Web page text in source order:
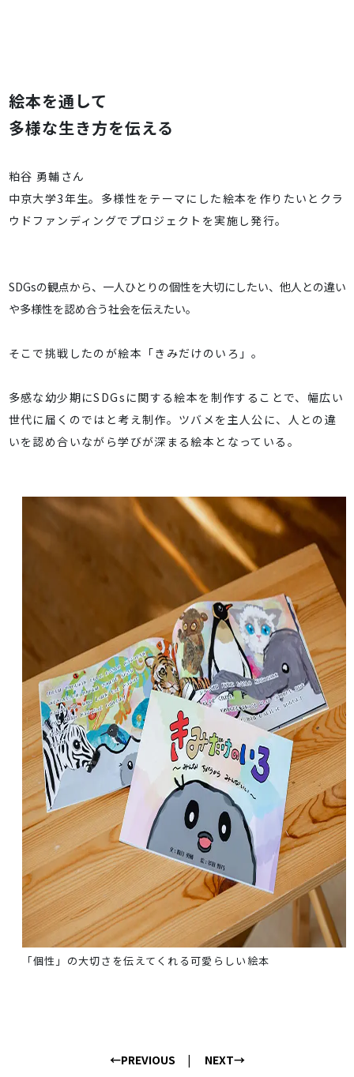
絵本を通して
多様な生き方を伝える
粕谷 勇輔さん
中京大学3年生。多様性をテーマにした絵本を作りたいとクラ
ウドファンディングでプロジェクトを実施し発行。
SDGsの観点から、一人ひとりの個性を大切にしたい、他人との違い
や多様性を認め合う社会を伝えたい。
そこで挑戦したのが絵本「きみだけのいろ」。
多感な幼少期にSDGsに関する絵本を制作することで、幅広い
世代に届くのではと考え制作。ツバメを主人公に、人との違
いを認め合いながら学びが深まる絵本となっている。
「個性」の大切さを伝えてくれる可愛らしい絵本
←PREVIOUS NEXT→